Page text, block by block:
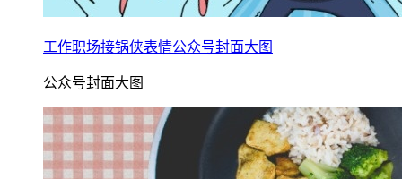
工作职场接锅侠表情公众号封面大图
公众号封面大图